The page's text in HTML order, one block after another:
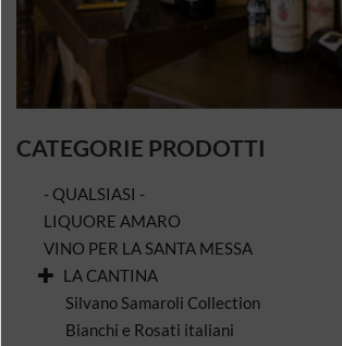
CATEGORIE PRODOTTI
- QUALSIASI -
LIQUORE AMARO
VINO PER LA SANTA MESSA
LA CANTINA
Silvano Samaroli Collection
Bianchi e Rosati italiani